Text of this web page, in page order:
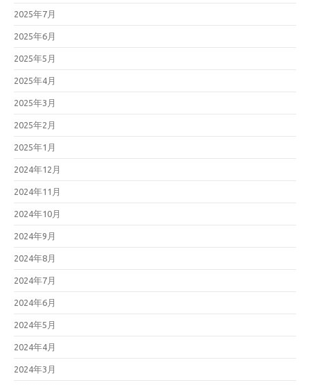
2025年7月
2025年6月
2025年5月
2025年4月
2025年3月
2025年2月
2025年1月
2024年12月
2024年11月
2024年10月
2024年9月
2024年8月
2024年7月
2024年6月
2024年5月
2024年4月
2024年3月